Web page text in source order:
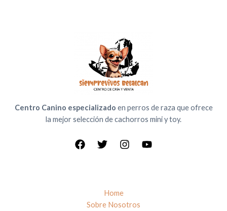
Centro Canino especializado en perros de raza que ofrece
la mejor selección de cachorros mini y toy.
Home
Sobre Nosotros